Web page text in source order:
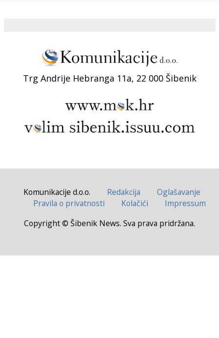
Trg Andrije Hebranga 11a, 22 000 Šibenik
Komunikacije d.o.o. Redakcija
Oglašavanje
Pravila o privatnosti
Kolačići
Impressum
Copyright © Šibenik News. Sva prava pridržana.